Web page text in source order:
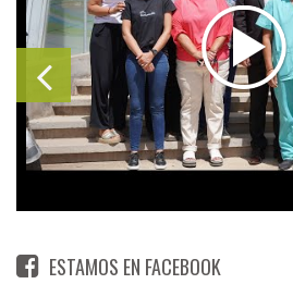
ESTAMOS EN FACEBOOK